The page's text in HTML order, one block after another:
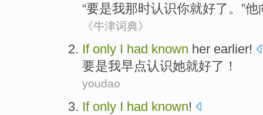
“要是我那时认识你就好了。”他
《牛津词典》
If only I had known her earlier!
要是我早点认识她就好了！
youdao
If only I had known!